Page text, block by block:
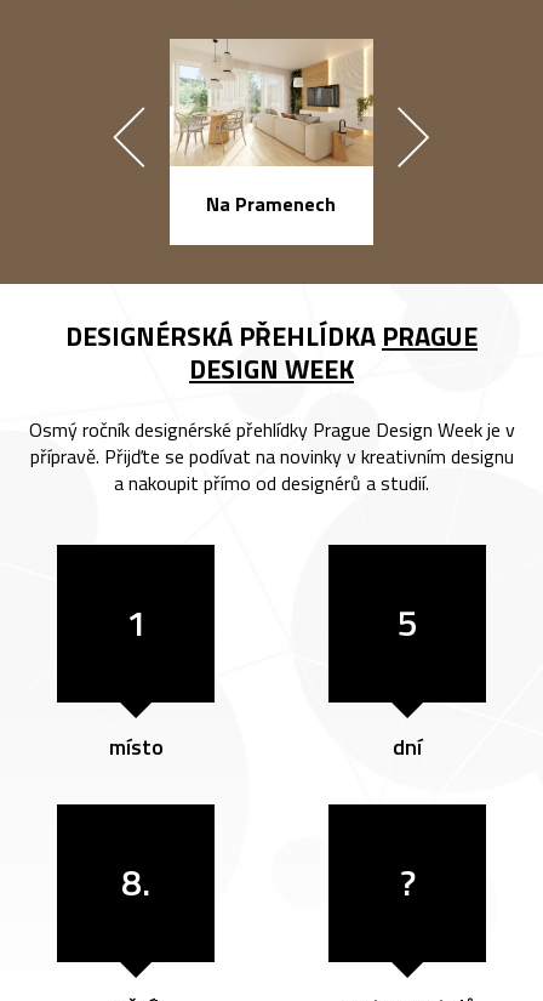
Na Pramenech
DESIGNÉRSKÁ PŘEHLÍDKA PRAGUE
DESIGN WEEK
Osmý ročník designérské přehlídky Prague Design Week je v
přípravě. Přijďte se podívat na novinky v kreativním designu
a nakoupit přímo od designérů a studií.
1
místo
5
dní
8. ?